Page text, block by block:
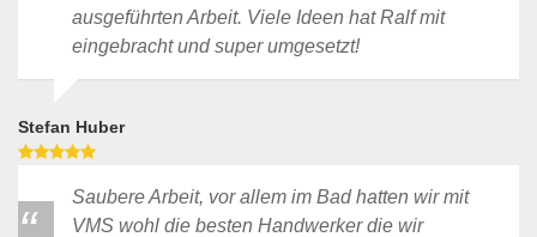
ausgeführten Arbeit. Viele Ideen hat Ralf mit
eingebracht und super umgesetzt!
Stefan Huber
Saubere Arbeit, vor allem im Bad hatten wir mit
VMS wohl die besten Handwerker die wir